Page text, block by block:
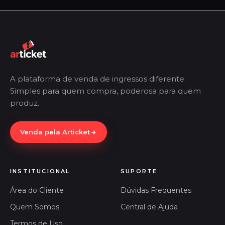
A plataforma de venda de ingressos diferente.
Simples para quem compra, poderosa para quem
produz.
Venda pela Articket
INSTITUCIONAL
Área do Cliente
Quem Somos
SUPORTE
Dúvidas Frequentes
Central de Ajuda